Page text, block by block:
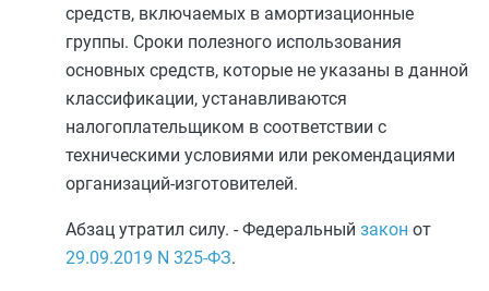
средств, включаемых в амортизационные
группы. Сроки полезного использования
основных средств, которые не указаны в данной
классификации, устанавливаются
налогоплательщиком в соответствии с
техническими условиями или рекомендациями
организаций-изготовителей.
Абзац утратил силу. - Федеральный закон от
29.09.2019 N 325-ФЗ.